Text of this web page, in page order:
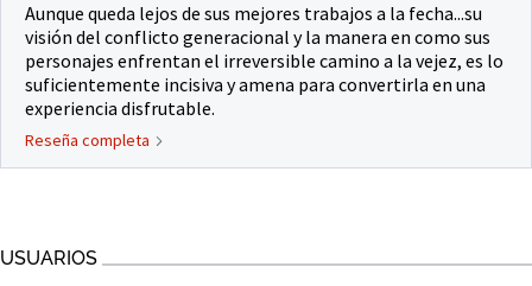
Aunque queda lejos de sus mejores trabajos a la fecha...su
visión del conflicto generacional y la manera en como sus
personajes enfrentan el irreversible camino a la vejez, es lo
suficientemente incisiva y amena para convertirla en una
experiencia disfrutable.
Reseña completa
USUARIOS